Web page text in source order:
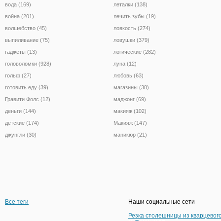
вода (169)
война (201)
волшебство (45)
выпиливание (75)
гаджеты (13)
головоломки (928)
гольф (27)
готовить еду (39)
Гравити Фолс (12)
деньги (144)
детские (174)
джунгли (30)
леталки (138)
лечить зубы (19)
ловкость (274)
ловушки (379)
логические (282)
луна (12)
любовь (63)
магазины (38)
маджонг (69)
макияж (102)
Макияж (147)
маникюр (21)
Все теги
Наши социальные сети
Резка столешницы из